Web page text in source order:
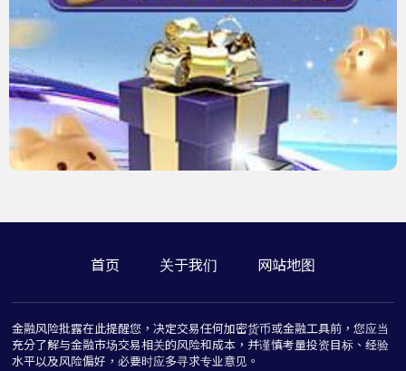
首页 关于我们 网站地图
金融风险批露在此提醒您，决定交易任何加密货币或金融工具前，您应当
充分了解与金融市场交易相关的风险和成本，并谨慎考量投资目标、经验
水平以及风险偏好，必要时应多寻求专业意见。